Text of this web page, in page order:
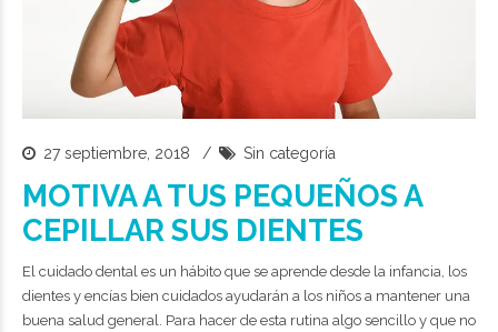
27 septiembre, 2018 Sin categoría
MOTIVA A TUS PEQUEÑOS A
CEPILLAR SUS DIENTES
El cuidado dental es un hábito que se aprende desde la infancia, los
dientes y encías bien cuidados ayudarán a los niños a mantener una
buena salud general. Para hacer de esta rutina algo sencillo y que no